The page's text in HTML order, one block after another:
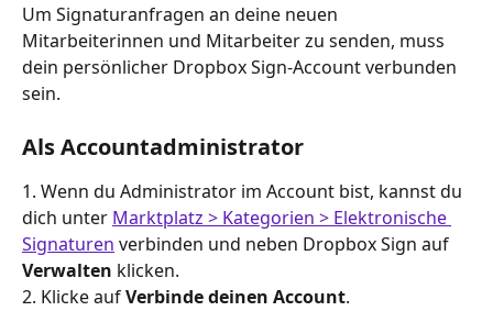
Um Signaturanfragen an deine neuen
Mitarbeiterinnen und Mitarbeiter zu senden, muss
dein persönlicher Dropbox Sign-Account verbunden
sein.
Als Accountadministrator
1. Wenn du Administrator im Account bist, kannst du
dich unter Marktplatz > Kategorien > Elektronische
Signaturen verbinden und neben Dropbox Sign auf
Verwalten klicken.
2. Klicke auf Verbinde deinen Account.